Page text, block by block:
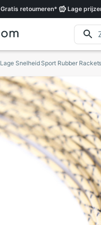
Gratis retourneren* Lage